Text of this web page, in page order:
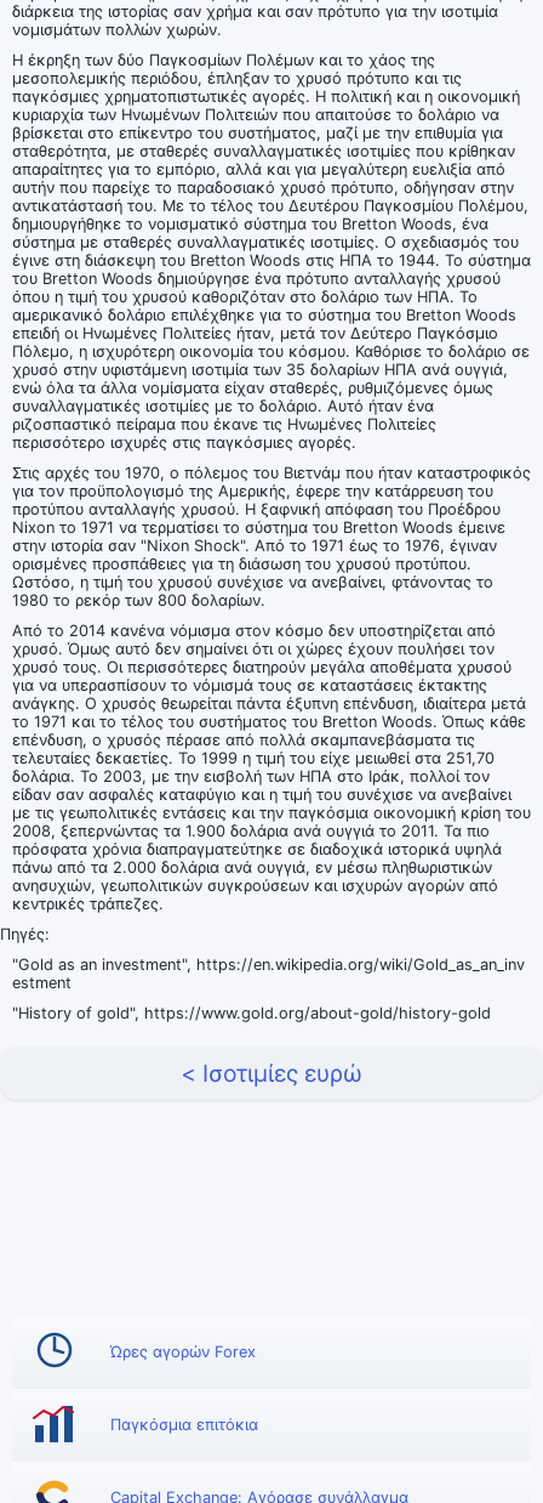
διάρκεια της ιστορίας σαν χρήμα και σαν πρότυπο για την ισοτιμία
νομισμάτων πολλών χωρών.
Η έκρηξη των δύο Παγκοσμίων Πολέμων και το χάος της
μεσοπολεμικής περιόδου, έπληξαν το χρυσό πρότυπο και τις
παγκόσμιες χρηματοπιστωτικές αγορές. Η πολιτική και η οικονομική
κυριαρχία των Ηνωμένων Πολιτειών που απαιτούσε το δολάριο να
βρίσκεται στο επίκεντρο του συστήματος, μαζί με την επιθυμία για
σταθερότητα, με σταθερές συναλλαγματικές ισοτιμίες που κρίθηκαν
απαραίτητες για το εμπόριο, αλλά και για μεγαλύτερη ευελιξία από
αυτήν που παρείχε το παραδοσιακό χρυσό πρότυπο, οδήγησαν στην
αντικατάστασή του. Με το τέλος του Δευτέρου Παγκοσμίου Πολέμου,
δημιουργήθηκε το νομισματικό σύστημα του Bretton Woods, ένα
σύστημα με σταθερές συναλλαγματικές ισοτιμίες. Ο σχεδιασμός του
έγινε στη διάσκεψη του Bretton Woods στις ΗΠΑ το 1944. Το σύστημα
του Bretton Woods δημιούργησε ένα πρότυπο ανταλλαγής χρυσού
όπου η τιμή του χρυσού καθοριζόταν στο δολάριο των ΗΠΑ. Το
αμερικανικό δολάριο επιλέχθηκε για το σύστημα του Bretton Woods
επειδή οι Ηνωμένες Πολιτείες ήταν, μετά τον Δεύτερο Παγκόσμιο
Πόλεμο, η ισχυρότερη οικονομία του κόσμου. Καθόρισε το δολάριο σε
χρυσό στην υφιστάμενη ισοτιμία των 35 δολαρίων ΗΠΑ ανά ουγγιά,
ενώ όλα τα άλλα νομίσματα είχαν σταθερές, ρυθμιζόμενες όμως
συναλλαγματικές ισοτιμίες με το δολάριο. Αυτό ήταν ένα
ριζοσπαστικό πείραμα που έκανε τις Ηνωμένες Πολιτείες
περισσότερο ισχυρές στις παγκόσμιες αγορές.
Στις αρχές του 1970, ο πόλεμος του Βιετνάμ που ήταν καταστροφικός
για τον προϋπολογισμό της Αμερικής, έφερε την κατάρρευση του
προτύπου ανταλλαγής χρυσού. Η ξαφνική απόφαση του Προέδρου
Nixon το 1971 να τερματίσει το σύστημα του Bretton Woods έμεινε
στην ιστορία σαν "Nixon Shock". Από το 1971 έως το 1976, έγιναν
ορισμένες προσπάθειες για τη διάσωση του χρυσού προτύπου.
Ωστόσο, η τιμή του χρυσού συνέχισε να ανεβαίνει, φτάνοντας το
1980 το ρεκόρ των 800 δολαρίων.
Από το 2014 κανένα νόμισμα στον κόσμο δεν υποστηρίζεται από
χρυσό. Όμως αυτό δεν σημαίνει ότι οι χώρες έχουν πουλήσει τον
χρυσό τους. Οι περισσότερες διατηρούν μεγάλα αποθέματα χρυσού
για να υπερασπίσουν το νόμισμά τους σε καταστάσεις έκτακτης
ανάγκης. Ο χρυσός θεωρείται πάντα έξυπνη επένδυση, ιδιαίτερα μετά
το 1971 και το τέλος του συστήματος του Bretton Woods. Όπως κάθε
επένδυση, ο χρυσός πέρασε από πολλά σκαμπανεβάσματα τις
τελευταίες δεκαετίες. Το 1999 η τιμή του είχε μειωθεί στα 251,70
δολάρια. Το 2003, με την εισβολή των ΗΠΑ στο Ιράκ, πολλοί τον
είδαν σαν ασφαλές καταφύγιο και η τιμή του συνέχισε να ανεβαίνει
με τις γεωπολιτικές εντάσεις και την παγκόσμια οικονομική κρίση του
2008, ξεπερνώντας τα 1.900 δολάρια ανά ουγγιά το 2011. Τα πιο
πρόσφατα χρόνια διαπραγματεύτηκε σε διαδοχικά ιστορικά υψηλά
πάνω από τα 2.000 δολάρια ανά ουγγιά, εν μέσω πληθωριστικών
ανησυχιών, γεωπολιτικών συγκρούσεων και ισχυρών αγορών από
κεντρικές τράπεζες.
Πηγές:
"Gold as an investment", https://en.wikipedia.org/wiki/Gold_as_an_inv
estment
"History of gold", https://www.gold.org/about-gold/history-gold
< Ισοτιμίες ευρώ
Ώρες αγορών Forex
Παγκόσμια επιτόκια
Capital Exchange: Αγόρασε συνάλλαγμα